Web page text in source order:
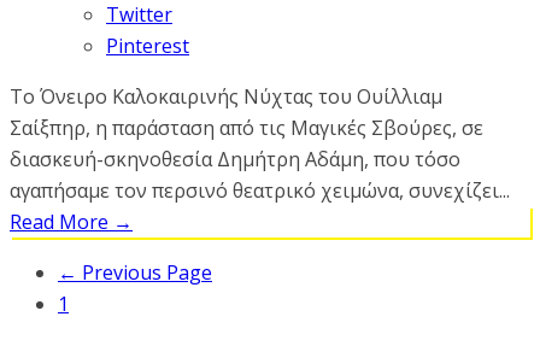
Twitter
Pinterest
Το Όνειρο Καλοκαιρινής Νύχτας του Ουίλλιαμ
Σαίξπηρ, η παράσταση από τις Μαγικές Σβούρες, σε
διασκευή-σκηνοθεσία Δημήτρη Αδάμη, που τόσο
αγαπήσαμε τον περσινό θεατρικό χειμώνα, συνεχίζει...
Read More →
← Previous Page
1